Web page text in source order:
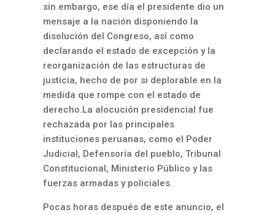
sin embargo, ese día el presidente dio un
mensaje a la nación disponiendo la
disolución del Congreso, así como
declarando el estado de excepción y la
reorganización de las estructuras de
justicia, hecho de por si deplorable en la
medida que rompe con el estado de
derecho.La alocución presidencial fue
rechazada por las principales
instituciones peruanas, como el Poder
Judicial, Defensoría del pueblo, Tribunal
Constitucional, Ministerio Público y las
fuerzas armadas y policiales.
Pocas horas después de este anuncio, el